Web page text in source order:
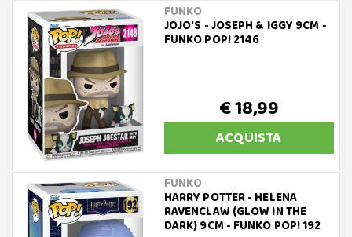
FUNKO
JOJO'S - JOSEPH & IGGY 9CM -
FUNKO POP! 2146
€ 18,99
ACQUISTA
FUNKO
HARRY POTTER - HELENA
RAVENCLAW (GLOW IN THE
DARK) 9CM - FUNKO POP! 192